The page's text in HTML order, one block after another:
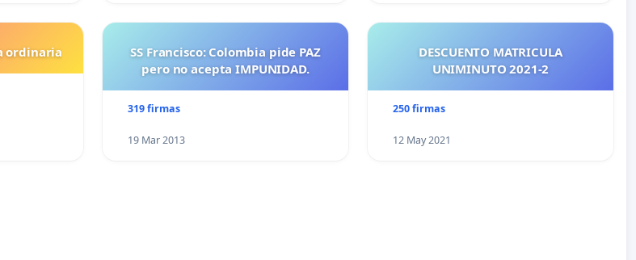
ordinaria
SS Francisco: Colombia pide PAZ
pero no acepta IMPUNIDAD.
319 firmas
19 Mar 2013
DESCUENTO MATRICULA
UNIMINUTO 2021-2
250 firmas
12 May 2021